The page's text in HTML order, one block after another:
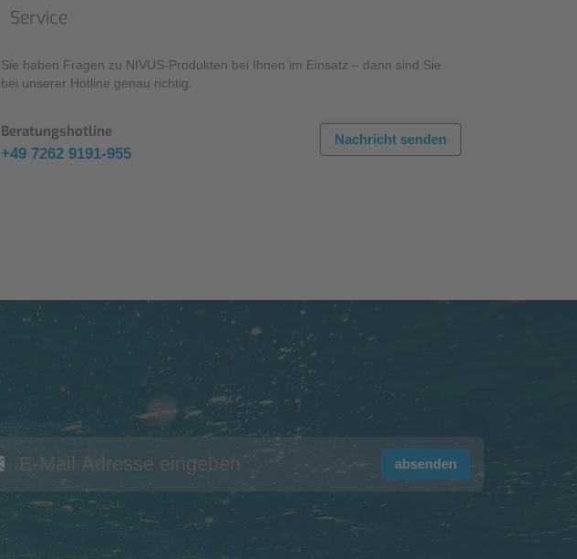
Service
Sie haben Fragen zu NIVUS-Produkten bei Ihnen im Einsatz – dann sind Sie
bei unserer Hotline genau richtig.
Beratungshotline
+49 7262 9191-955
Nachricht senden
absenden